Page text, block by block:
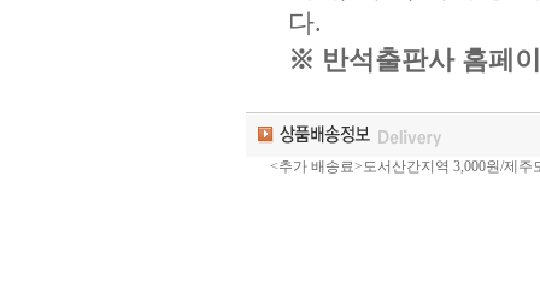
다.
※ 반석출판사 홈페
<추가 배송료>도서산간지역 3,000원/제주